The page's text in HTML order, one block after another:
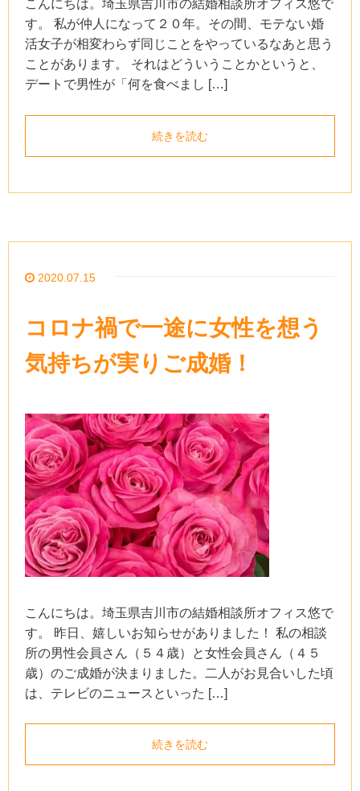
こんにちは。埼玉県吉川市の結婚相談所オフィス悠で
す。 私が仲人になって２０年。その間、モテない婚
活女子が相変わらず同じことをやっているなあと思う
ことがあります。 それはどういうことかというと、
デートで男性が「何を食べまし […]
続きを読む
2020.07.15
コロナ禍で一途に女性を想う
気持ちが実りご成婚！
こんにちは。埼玉県吉川市の結婚相談所オフィス悠で
す。 昨日、嬉しいお知らせがありました！ 私の相談
所の男性会員さん（５４歳）と女性会員さん（４５
歳）のご成婚が決まりました。二人がお見合いした頃
は、テレビのニュースといった […]
続きを読む